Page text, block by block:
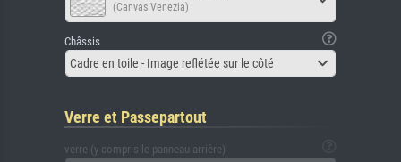
(Canvas Venezia)
Châssis
Cadre en toile - Image reflétée sur le côté
Verre et Passepartout
verre (y compris le panneau arrière)